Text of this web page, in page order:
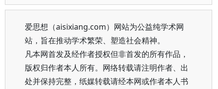
爱思想（aisixiang.com）网站为公益纯学术网
站，旨在推动学术繁荣、塑造社会精神。
凡本网首发及经作者授权但非首发的所有作品，
版权归作者本人所有。网络转载请注明作者、出
处并保持完整，纸媒转载请经本网或作者本人书